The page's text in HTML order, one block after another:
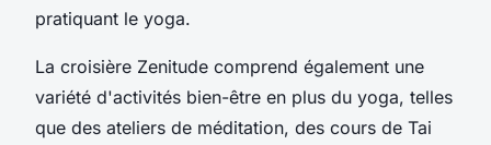
pratiquant le yoga.
La croisière Zenitude comprend également une
variété d'activités bien-être en plus du yoga, telles
que des ateliers de méditation, des cours de Tai